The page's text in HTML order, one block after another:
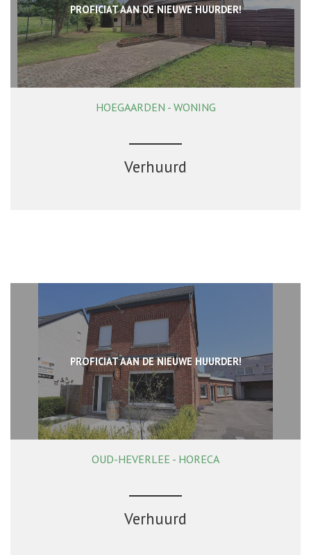
PROFICIAT AAN DE NIEUWE HUURDER!
161 m² 4 1
HOEGAARDEN - WONING
Verhuurd
PROFICIAT AAN DE NIEUWE HUURDER!
108 m²
OUD-HEVERLEE - HORECA
Verhuurd